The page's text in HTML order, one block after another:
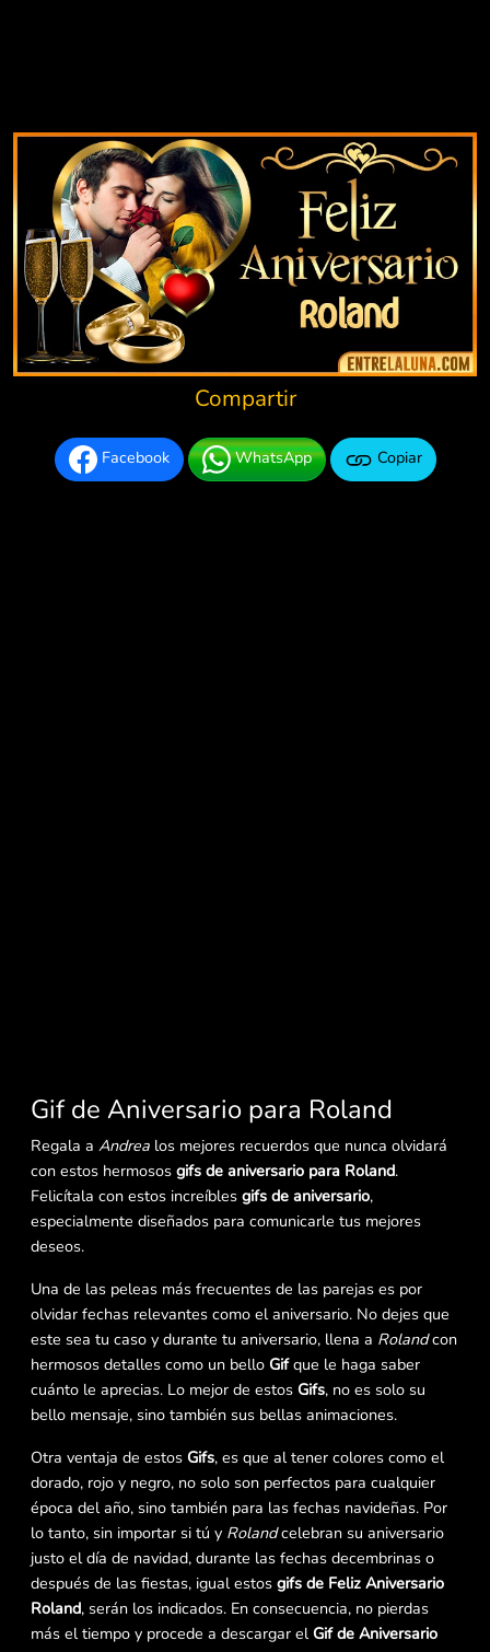
Compartir
Facebook WhatsApp Copiar
Gif de Aniversario para Roland
Regala a Andrea los mejores recuerdos que nunca olvidará
con estos hermosos gifs de aniversario para Roland.
Felicítala con estos increíbles gifs de aniversario,
especialmente diseñados para comunicarle tus mejores
deseos.
Una de las peleas más frecuentes de las parejas es por
olvidar fechas relevantes como el aniversario. No dejes que
este sea tu caso y durante tu aniversario, llena a Rolandcon
hermosos detalles como un bello Gifque le haga saber
cuánto le aprecias. Lo mejor de estos Gifs, no es solo su
bello mensaje, sino también sus bellas animaciones.
Otra ventaja de estos Gifs, es que al tener colores como el
dorado, rojo y negro, no solo son perfectos para cualquier
época del año, sino también para las fechas navideñas. Por
lo tanto, sin importar si tú y Rolandcelebran su aniversario
justo el día de navidad, durante las fechas decembrinas o
después de las fiestas, igual estos gifs de Feliz Aniversario
Roland, serán los indicados. En consecuencia, no pierdas
más el tiempo y procede a descargar elGif de Aniversario